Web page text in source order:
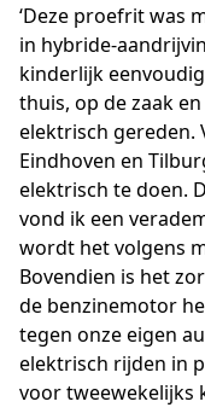
‘Deze proefrit was
in hybride-
kinderlijk
thuis, op de zaak
elektrisch gereden.
Eindhoven en
elektrisch te doen.
vond ik een
wordt het volgens
Bovendien is het
de benzinemotor
tegen onze eigen
elektrisch rijden in
voor tweewekelijks